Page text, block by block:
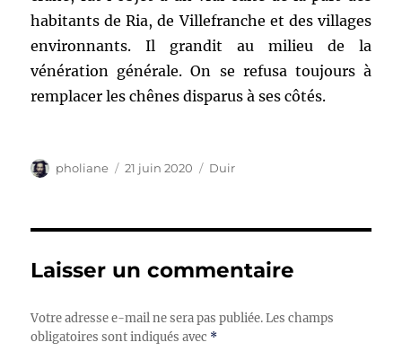
habitants de Ria, de Villefranche et des villages
environnants. Il grandit au milieu de la
vénération générale. On se refusa toujours à
remplacer les chênes disparus à ses côtés.
Auteur
pholiane
Publié
21 juin 2020 Catégories
Duir
Laisser un commentaire
Votre adresse e-mail ne sera pas publiée. Les champs
obligatoires sont indiqués avec *